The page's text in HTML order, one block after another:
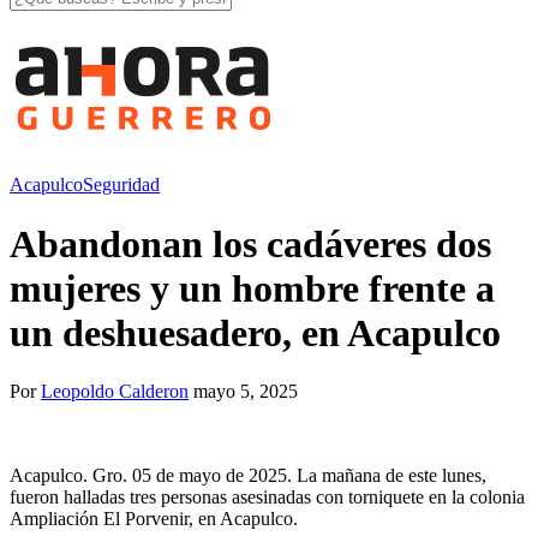
AcapulcoSeguridad
Abandonan los cadáveres dos
mujeres y un hombre frente a
un deshuesadero, en Acapulco
PorLeopoldo Calderon mayo 5, 2025
Acapulco. Gro. 05 de mayo de 2025. La mañana de este lunes,
fueron halladas tres personas asesinadas con torniquete en la colonia
Ampliación El Porvenir, en Acapulco.